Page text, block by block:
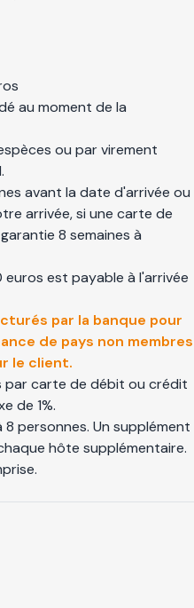
au moment de la
ou par virement
avant la date d'arrivée ou
arrivée, si une carte de
8 semaines à
est payable à l'arrivée
par la banque pour
de pays non membres
le client.
par carte de débit ou crédit
de 1%.
personnes. Un supplément
hôte supplémentaire.